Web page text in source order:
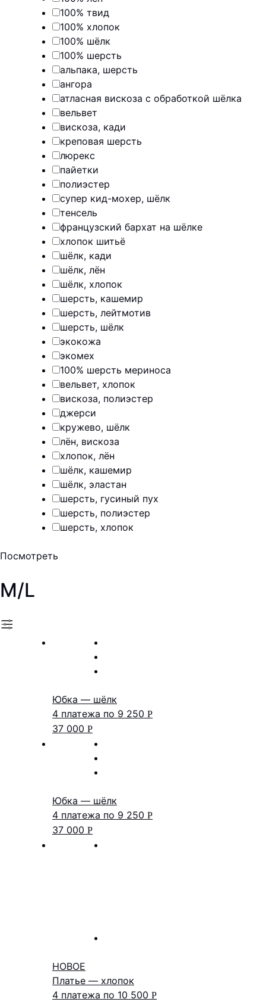
100% твид
100% хлопок
100% шёлк
100% шерсть
альпака, шерсть
ангора
атласная вискоза с обработкой шёлка
вельвет
вискоза, кади
креповая шерсть
люрекс
пайетки
полиэстер
супер кид-мохер, шёлк
тенсель
французский бархат на шёлке
хлопок шитьё
шёлк, кади
шёлк, лён
шёлк, хлопок
шерсть, кашемир
шерсть, лейтмотив
шерсть, шёлк
экокожа
экомех
100% шерсть мериноса
вельвет, хлопок
вискоза, полиэстер
джерси
кружево, шёлк
лён, вискоза
хлопок, лён
шёлк, кашемир
шёлк, эластан
шерсть, гусиный пух
шерсть, полиэстер
шерсть, хлопок
Посмотреть
M/L
Юбка — шёлк
4 платежа по 9 250 Р
37 000 Р
Юбка — шёлк
4 платежа по 9 250 Р
37 000 Р
НОВОЕ
Платье — хлопок
4 платежа по 10 500 Р